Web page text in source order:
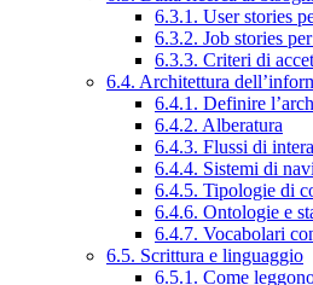
6.3.1. User stories
6.3.2. Job stories
6.3.3. Criteri di
6.4. Architettura
6.4.1. Definire
6.4.2. Alberatura
6.4.3. Flussi di
6.4.4. Sistemi di
6.4.5. Tipologie di
6.4.6. Ontologie e
6.4.7. Vocabolari
6.5. Scrittura e linguaggio
6.5.1. Come